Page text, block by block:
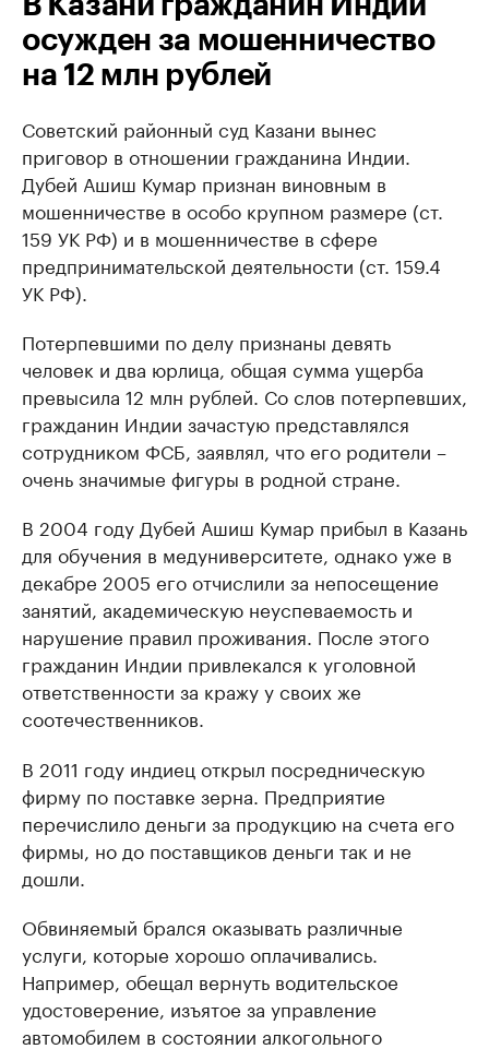
осужден за мошенничество
на 12 млн рублей
Советский районный суд Казани вынес
приговор в отношении гражданина Индии.
Дубей Ашиш Кумар признан виновным в
мошенничестве в особо крупном размере (ст.
159 УК РФ) и в мошенничестве в сфере
предпринимательской деятельности (ст. 159.4
УК РФ).
Потерпевшими по делу признаны девять
человек и два юрлица, общая сумма ущерба
превысила 12 млн рублей. Со слов потерпевших,
гражданин Индии зачастую представлялся
сотрудником ФСБ, заявлял, что его родители –
очень значимые фигуры в родной стране.
В 2004 году Дубей Ашиш Кумар прибыл в Казань
для обучения в медуниверситете, однако уже в
декабре 2005 его отчислили за непосещение
занятий, академическую неуспеваемость и
нарушение правил проживания. После этого
гражданин Индии привлекался к уголовной
ответственности за кражу у своих же
соотечественников.
В 2011 году индиец открыл посредническую
фирму по поставке зерна. Предприятие
перечислило деньги за продукцию на счета его
фирмы, но до поставщиков деньги так и не
дошли.
Обвиняемый брался оказывать различные
услуги, которые хорошо оплачивались.
Например, обещал вернуть водительское
удостоверение, изъятое за управление
автомобилем в состоянии алкогольного